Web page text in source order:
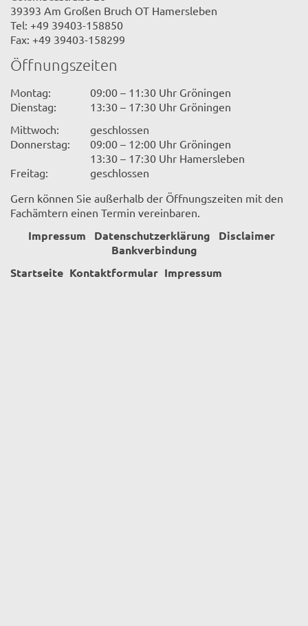
39393 Am Großen Bruch OT Hamersleben
Tel: +49 39403-158850
Fax: +49 39403-158299
Öffnungszeiten
Montag:
09:00 – 11:30 Uhr Gröningen
Dienstag:
13:30 – 17:30 Uhr Gröningen
Mittwoch:
geschlossen
Donnerstag:
09:00 – 12:00 Uhr Gröningen
13:30 – 17:30 Uhr Hamersleben
Freitag:
geschlossen
Gern können Sie außerhalb der Öffnungszeiten mit den
Fachämtern einen Termin vereinbaren.
Impressum Datenschutzerklärung
Disclaimer
Bankverbindung
Startseite Kontaktformular Impressum